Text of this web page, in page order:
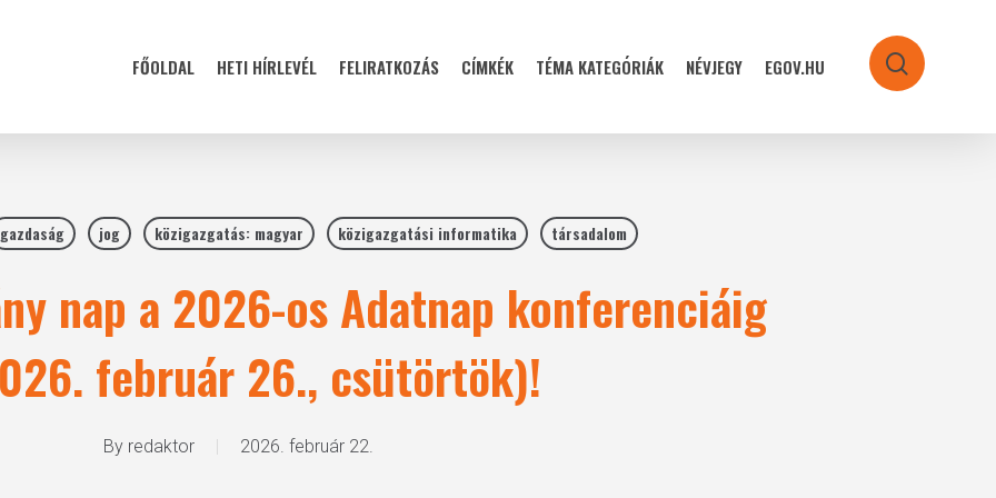
FŐOLDAL HETI HÍRLEVÉL FELIRATKOZÁS CÍMKÉK TÉMA KATEGÓRIÁK NÉVJEGY EGOV.HU search
gazdaság jog közigazgatás: magyar közigazgatási informatika társadalom
nap a 2026-os Adatnap konferenciáig
február 26., csütörtök)!
By redaktor 2026. február 22.